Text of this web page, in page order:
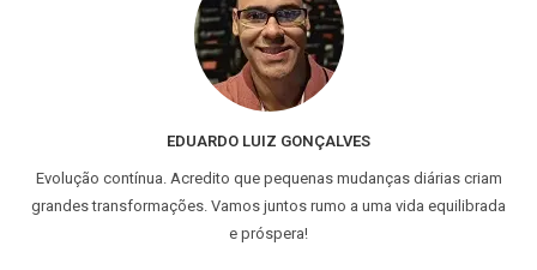
EDUARDO LUIZ GONÇALVES
Evolução contínua. Acredito que pequenas mudanças diárias criam
grandes transformações. Vamos juntos rumo a uma vida equilibrada
e próspera!